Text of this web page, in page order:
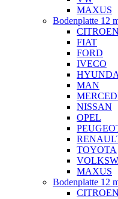
MAXUS
Bodenplatte 12
CITROEN
FIAT
FORD
IVECO
MAN
NISSAN
OPEL
TOYOTA
MAXUS
Bodenplatte 12
CITROEN